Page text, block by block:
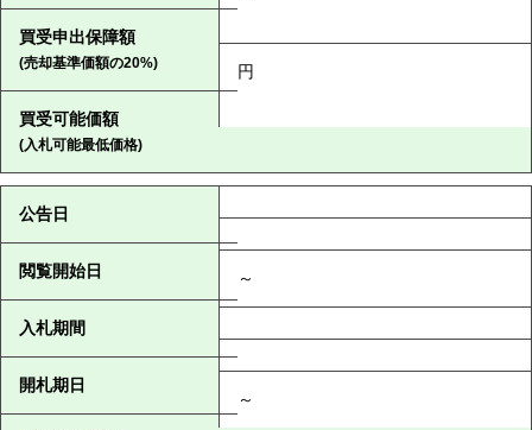
買受申出保障額
(売却基準価額の20%)
買受可能価額
(入札可能最低価格)
円
公告日
閲覧開始日
入札期間
～
開札期日
～